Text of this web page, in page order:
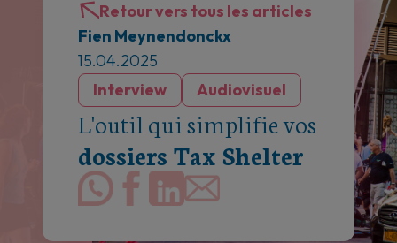
Retour vers tous les articles
Fien Meynendonckx
15.04.2025
Interview
Audiovisuel
L'outil qui simplifie vos
dossiers Tax Shelter